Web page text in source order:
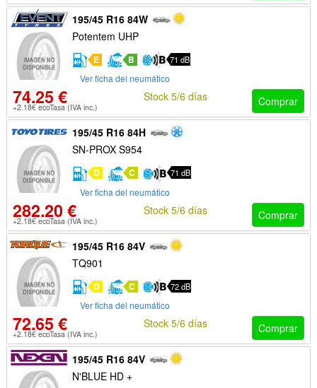
195/45 R16 84W
Potentem UHP
E B 71 dB
Ver ficha del neumático
74.25 €
+2.18€ ecoTasa (IVA inc.) Comprar
Stock 5/6 días
195/45 R16 84H
SN-PROX S954
D C 71 dB
Ver ficha del neumático
282.20 €
+2.18€ ecoTasa (IVA inc.) Comprar
Stock 5/6 días
195/45 R16 84V
TQ901
D C 72 dB
Ver ficha del neumático
72.65 €
+2.18€ ecoTasa (IVA inc.) Comprar
Stock 5/6 días
195/45 R16 84V
N'BLUE HD +